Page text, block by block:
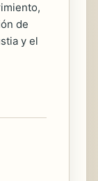
de
y el